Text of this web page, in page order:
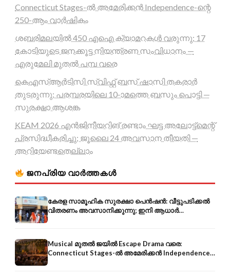
Connecticut Stages-ൽ അമേരിക്കൻ Independence-ന്റെ
250-ആം വാർഷികം
ശബരിമലയിൽ 450 എഐ ക്യാമറകൾ വരുന്നു; 17
കോടിയുടെ ജനക്കൂട്ട നിയന്ത്രണ സംവിധാനം —
എരുമേലി മുതൽ പമ്പ വരെ
കെഎസ്ആർടിസി സ്വിഫ്റ്റ് ബസ് ഷാസി തകരാർ
തുടരുന്നു; പരമ്പരയിലെ 10-ാമത്തെ ബസും പൊട്ടി —
സുരക്ഷാ ആശങ്ക
KEAM 2026 എൻജിനീയറിങ് രണ്ടാം ഘട്ട അലോട്ട്മെന്റ്
പ്രസിദ്ധീകരിച്ചു; ജൂലൈ 24 അവസാന തീയതി —
അറിയേണ്ടതെല്ലാം
ജനപ്രിയ വാർത്തകൾ
കേരള സാമൂഹിക സുരക്ഷാ പെൻഷൻ: വീട്ടുപടിക്കൽ
വിതരണം അവസാനിക്കുന്നു; ഇനി ആധാർ
അക്കൗണ്ടിൽ നേരിട്ട്
Musical മുതൽ ജയിൽ Escape Drama വരെ:
Connecticut Stages-ൽ അമേരിക്കൻ Independence-
ന്റെ 250-ആം വാർഷികം